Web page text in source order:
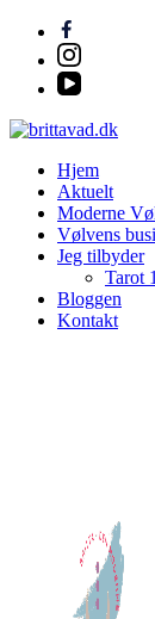
Spring
indhold
(Tryk
Enter)
Spirituel, Penge &
Hjem
Aktuelt
Moderne
Vølvens
Jeg tilbyder
Tarot
Bloggen
Kontakt